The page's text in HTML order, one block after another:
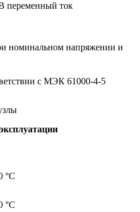
переменный ток
номинальном напряжении и
с МЭК 61000-4-5
°C
°C